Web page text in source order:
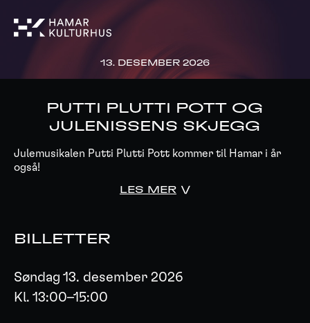
13. DESEMBER 2026
PUTTI PLUTTI POTT OG
JULENISSENS SKJEGG
Julemusikalen Putti Plutti Pott kommer til Hamar i år
også!
LES MER
BILLETTER
Søndag 13. desember 2026
Kl. 13:00–15:00